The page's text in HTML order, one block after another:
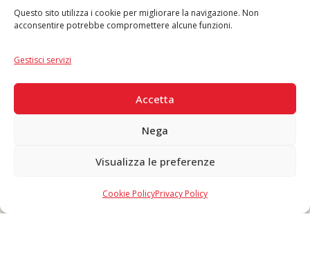
Questo sito utilizza i cookie per migliorare la navigazione. Non
acconsentire potrebbe compromettere alcune funzioni.
Gestisci servizi
Accetta
Nega
Visualizza le preferenze
Cookie PolicyPrivacy Policy
Copyright © 2026 F. Divella S.p.A. - P.IVA 00257660720 - REA: 35658